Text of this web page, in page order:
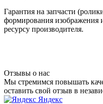
Гарантия на запчасти
формирования изображения
ресурсу производителя.
Отзывы о нас
Мы стремимся повышать
оставить свой отзыв в
Яндекс